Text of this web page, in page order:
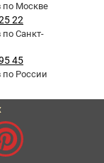
по Москве
22
Санкт-
45
по России